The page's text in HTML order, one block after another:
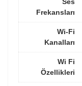
Ses
Frekansları
Wi-Fi
Kanalları
Wi Fi
Özellikleri